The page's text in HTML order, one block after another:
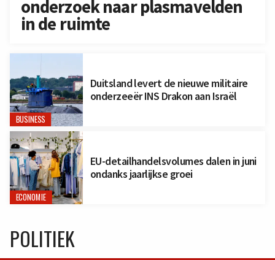
onderzoek naar plasmavelden
in de ruimte
BUSINESS
Duitsland levert de nieuwe militaire
onderzeeër INS Drakon aan Israël
ECONOMIE
EU-detailhandelsvolumes dalen in juni
ondanks jaarlijkse groei
POLITIEK